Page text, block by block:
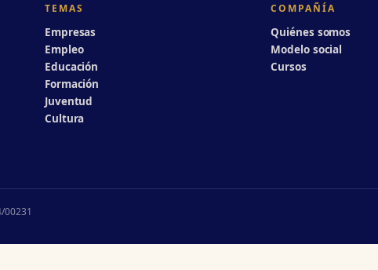
TEMAS
Empresas
Empleo
Educación
Formación
Juventud
Cultura
COMPAÑÍA
Quiénes somos
Modelo social
Cursos
00231